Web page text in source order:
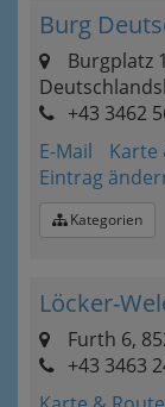
Burg
Burgplatz
+43 3462
E-Mail
Karte
Eintrag
Kategorien
Löcker-
Furth 6,
+43 3463